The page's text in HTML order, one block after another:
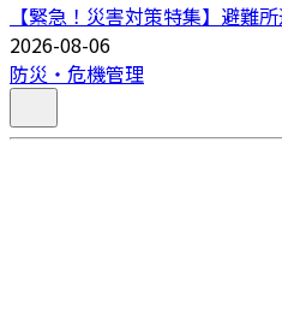
【緊急！災害対策特集】避難
2026-08-06
防災・危機管理